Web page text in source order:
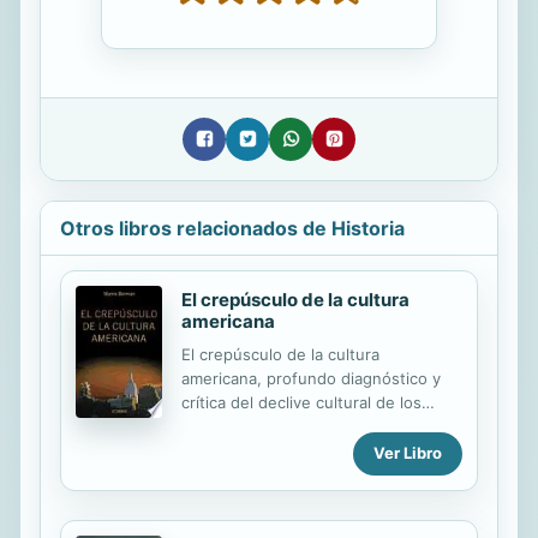
Otros libros relacionados de Historia
El crepúsculo de la cultura
americana
El crepúsculo de la cultura
americana, profundo diagnóstico y
crítica del declive cultural de los
interna del estado actual de la
cultura estadounidense y los
puede enfrentarse en un futuro. El
Ver Libro